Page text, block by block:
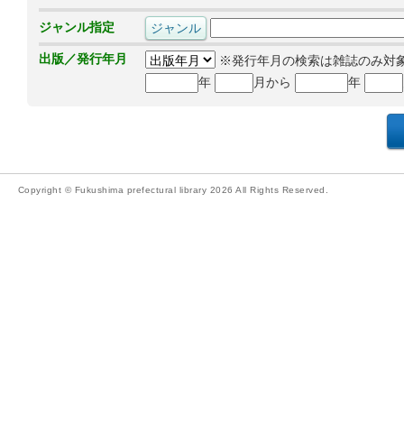
ジャンル指定
出版／発行年月
※発行年月の検索は雑誌のみ対
年
月から 年
Copyright © Fukushima prefectural library 2026 All Rights Reserved.